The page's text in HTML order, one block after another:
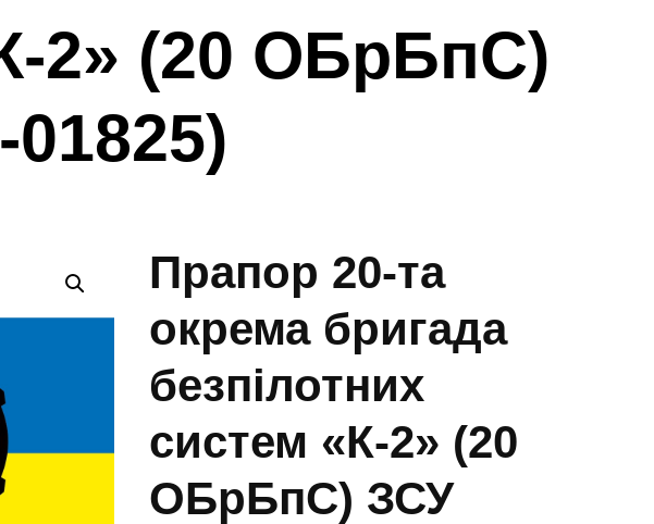
2» (20 ОБрБпС)
Прапор 20-та
окрема бригада
безпілотних
систем «К-2» (20
ОБрБпС) ЗСУ